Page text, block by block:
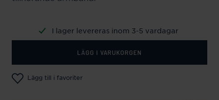
I lager levereras inom 3-5 vardagar
LÄGG I VARUKORGEN
Lägg till i favoriter